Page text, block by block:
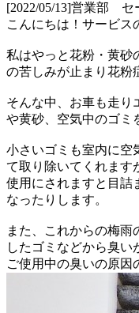
[2022/05/13]営業部 セ
こんにちは！サービス
私はやっと花粉・黄砂
の苦しみが止まり花粉
そんな中、お車も走り
や黄砂、空気中のゴミ
小さいゴミも室内に空
て取り除いてくれます
使用にされますと目詰
なったりします。
また、これからの梅
したゴミなどから臭い
ご使用中の臭いの原因